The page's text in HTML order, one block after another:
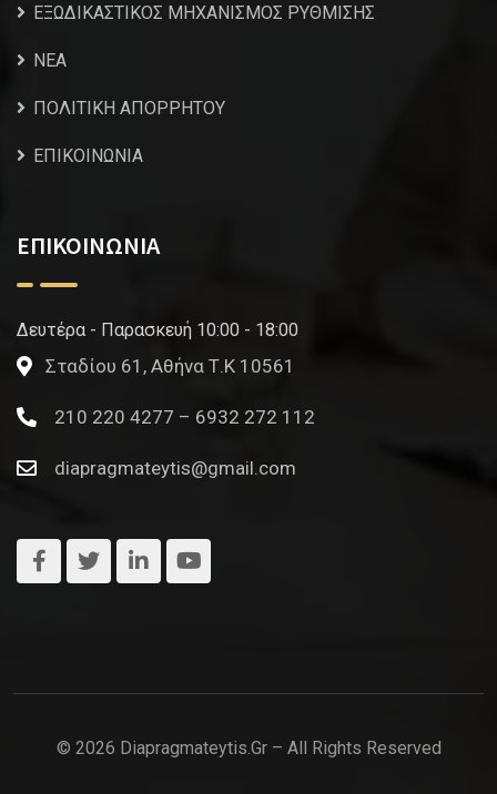
ΕΞΩΔΙΚΑΣΤΙΚΟΣ ΜΗΧΑΝΙΣΜΟΣ ΡΥΘΜΙΣΗΣ
NEA
ΠΟΛΙΤΙΚΗ ΑΠΟΡΡΗΤΟΥ
ΕΠΙΚΟΙΝΩΝΙΑ
ΕΠΙΚΟΙΝΩΝΙΑ
Δευτέρα - Παρασκευή 10:00 - 18:00
Σταδίου 61, Αθήνα Τ.Κ 10561
210 220 4277 – 6932 272 112
diapragmateytis@gmail.com
© 2026 Diapragmateytis.gr – All Rights Reserved